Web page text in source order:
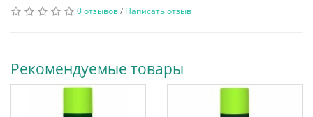
0 отзывов/ Написать отзыв
Рекомендуемые товары